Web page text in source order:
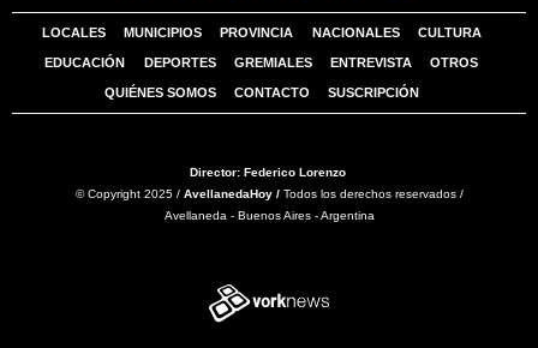
LOCALES MUNICIPIOS PROVINCIA NACIONALES CULTURA
EDUCACIÓN DEPORTES GREMIALES ENTREVISTA OTROS
QUIÉNES SOMOS CONTACTO SUSCRIPCIÓN
Director: Federico Lorenzo
© Copyright 2025 / AvellanedaHoy /Todos los derechos reservados /
Avellaneda - Buenos Aires - Argentina